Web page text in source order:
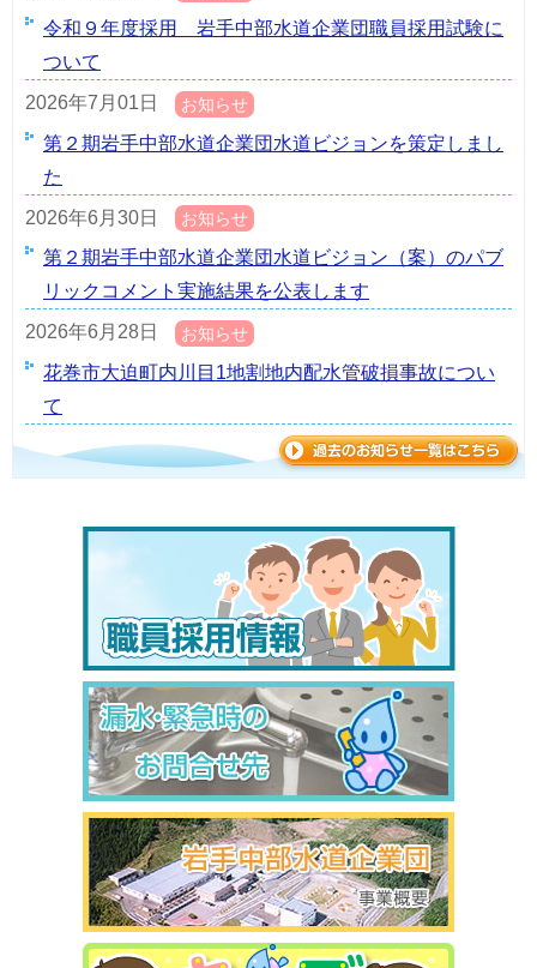
令和９年度採用 岩手中部水道企業団職員採用試験に
ついて
2026年7月01日
お知らせ
第２期岩手中部水道企業団水道ビジョンを策定しまし
た
2026年6月30日
お知らせ
第２期岩手中部水道企業団水道ビジョン（案）のパブ
リックコメント実施結果を公表します
2026年6月28日
お知らせ
花巻市大迫町内川目1地割地内配水管破損事故につい
て